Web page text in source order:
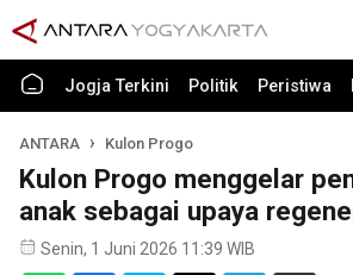
Jogja Terkini Politik Peristiwa
ANTARA Kulon Progo
Kulon Progo menggelar
anak sebagai upaya
Senin, 1 Juni 2026 11:39 WIB